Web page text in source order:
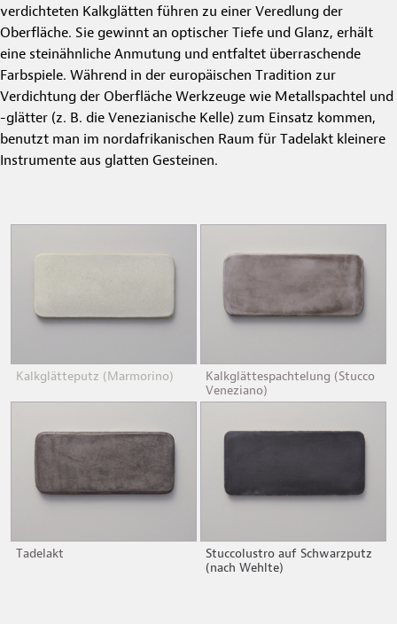
verdichteten Kalkglätten führen zu einer Veredlung der
Oberfläche. Sie gewinnt an optischer Tiefe und Glanz, erhält
eine steinähnliche Anmutung und entfaltet überraschende
Farbspiele. Während in der europäischen Tradition zur
Verdichtung der Oberfläche Werkzeuge wie Metallspachtel und
-glätter (z. B. die Venezianische Kelle) zum Einsatz kommen,
benutzt man im nordafrikanischen Raum für Tadelakt kleinere
Instrumente aus glatten Gesteinen.
Kalkglätteputz (Marmorino)
Kalkglättespachtelung (Stucco
Veneziano)
Tadelakt
Stuccolustro auf Schwarzputz
(nach Wehlte)